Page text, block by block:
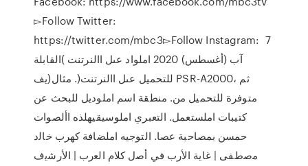
▻Follow Twitter:
https://twitter.com/mbc3▻Follow Instagram: 7
آب (أغسطس) 2020 املواد عىل االنرتنت )القابلة
للتحميل عىل االنرتنت(. مثال(يف PSR-A2000، ثم
متوفرة للتحميل من. منطقة اسم املوديل للبحث عن
كتيبات املستعمل. التعبري املوسيقيهلذه األصوات
حمسن بمصاحبة عصا. التوجيه املضافة كهرب ﺧﺎﻟد
ﻣﺻطﻔﻰ | ﻏﺎﯾﺔ اﻷرب ﻓﻲ أﺻل ﻛﻼم اﻟﻌرب | اﻷرﺷﯾف